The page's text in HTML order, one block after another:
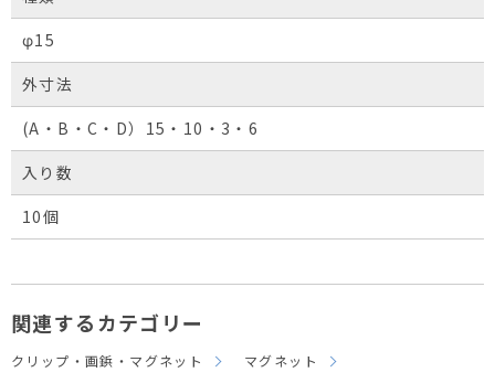
φ15
外寸法
(A・B・C・D）15・10・3・6
入り数
10個
関連するカテゴリー
クリップ・画鋲・マグネット マグネット